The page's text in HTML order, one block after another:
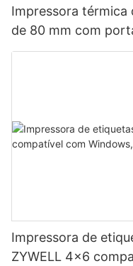
Impressora térmica
de 80 mm com
Impressora de
ZYWELL 4x6